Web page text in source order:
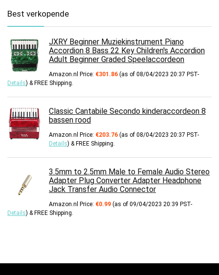
Best verkopende
JXRY Beginner Muziekinstrument Piano
Accordion 8 Bass 22 Key Children's Accordion
Adult Beginner Graded Speelaccordeon
Amazon.nl Price: €301.86 (as of 08/04/2023 20:37 PST-
Details) & FREE Shipping.
Classic Cantabile Secondo kinderaccordeon 8
bassen rood
Amazon.nl Price: €203.76 (as of 08/04/2023 20:37 PST-
Details) & FREE Shipping.
3.5mm to 2.5mm Male to Female Audio Stereo
Adapter Plug Converter Adapter Headphone
Jack Transfer Audio Connector
Amazon.nl Price: €0.99 (as of 09/04/2023 20:39 PST-
Details) & FREE Shipping.